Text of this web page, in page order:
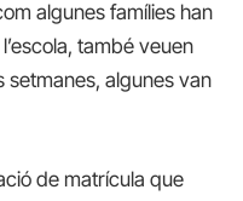
algunes famílies han
també veuen
setmanes, algunes van
de matrícula que